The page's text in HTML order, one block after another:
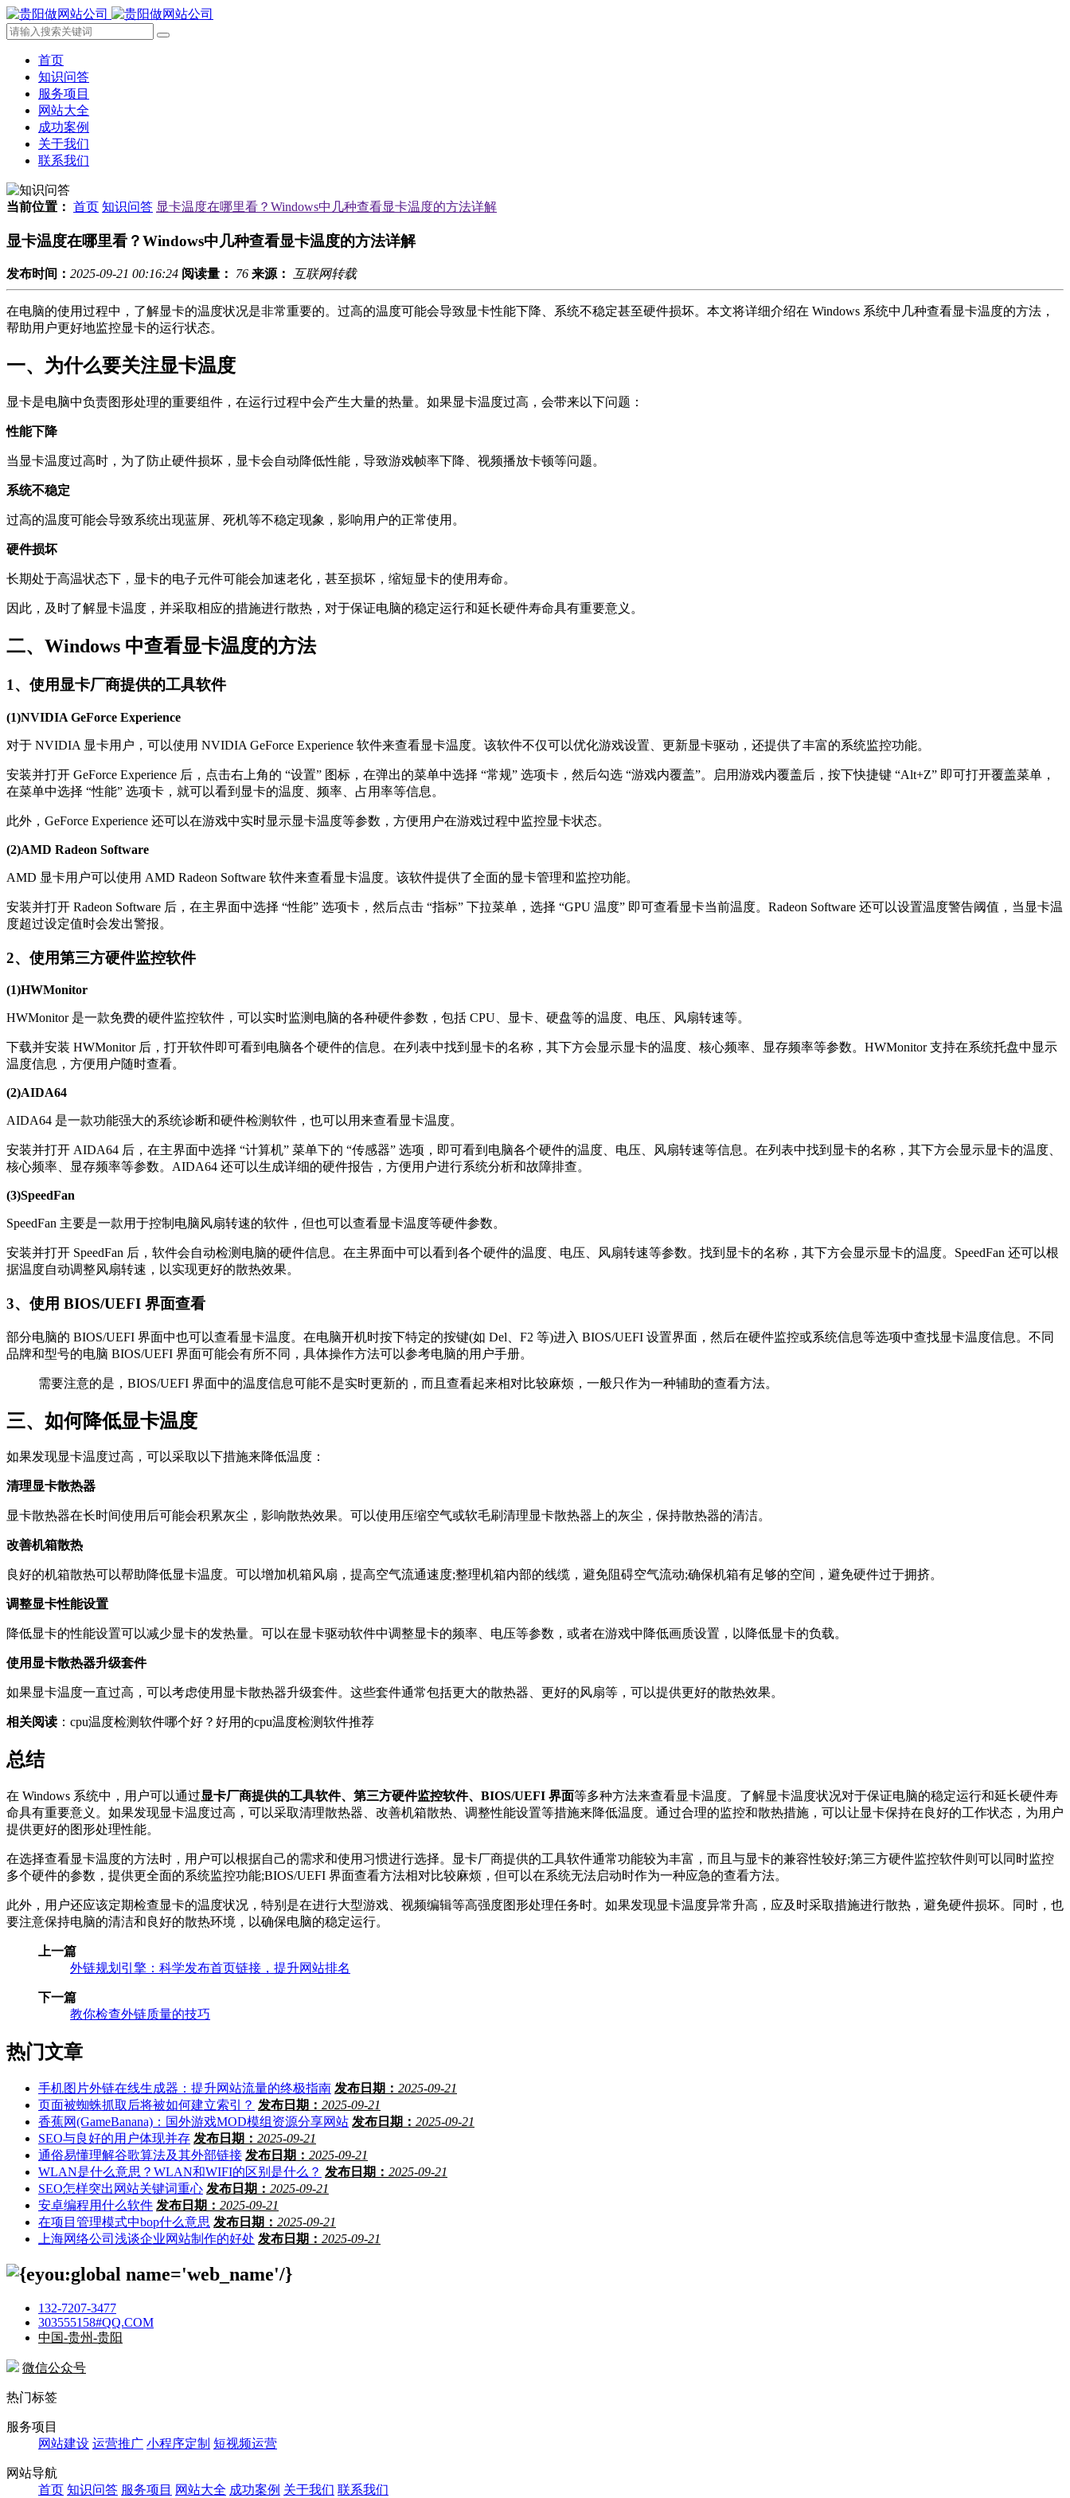
首页
知识问答
服务项目
网站大全
成功案例
关于我们
联系我们
当前位置： 首页 知识问答 显卡温度在哪里看？Windows中几种查看显卡温度的方法详解
显卡温度在哪里看？Windows中几种查看显卡温度的方法详解
发布时间： 2025-09-21 00:16:24 阅读量： 76 来源： 互联网转载
在电脑的使用过程中，了解显卡的温度状况是非常重要的。过高的温度可能会导致显卡性能下降、系统不稳定甚至硬件损坏。本文将详细介绍在 Windows 系统中几种查看显卡温度的方法，
帮助用户更好地监控显卡的运行状态。
一、为什么要关注显卡温度
显卡是电脑中负责图形处理的重要组件，在运行过程中会产生大量的热量。如果显卡温度过高，会带来以下问题：
性能下降
当显卡温度过高时，为了防止硬件损坏，显卡会自动降低性能，导致游戏帧率下降、视频播放卡顿等问题。
系统不稳定
过高的温度可能会导致系统出现蓝屏、死机等不稳定现象，影响用户的正常使用。
硬件损坏
长期处于高温状态下，显卡的电子元件可能会加速老化，甚至损坏，缩短显卡的使用寿命。
因此，及时了解显卡温度，并采取相应的措施进行散热，对于保证电脑的稳定运行和延长硬件寿命具有重要意义。
二、Windows 中查看显卡温度的方法
1、使用显卡厂商提供的工具软件
(1)NVIDIA GeForce Experience
对于 NVIDIA 显卡用户，可以使用 NVIDIA GeForce Experience 软件来查看显卡温度。该软件不仅可以优化游戏设置、更新显卡驱动，还提供了丰富的系统监控功能。
安装并打开 GeForce Experience 后，点击右上角的 “设置” 图标，在弹出的菜单中选择 “常规” 选项卡，然后勾选 “游戏内覆盖”。启用游戏内覆盖后，按下快捷键 “Alt+Z” 即可打开覆盖菜单，
在菜单中选择 “性能” 选项卡，就可以看到显卡的温度、频率、占用率等信息。
此外，GeForce Experience 还可以在游戏中实时显示显卡温度等参数，方便用户在游戏过程中监控显卡状态。
(2)AMD Radeon Software
AMD 显卡用户可以使用 AMD Radeon Software 软件来查看显卡温度。该软件提供了全面的显卡管理和监控功能。
安装并打开 Radeon Software 后，在主界面中选择 “性能” 选项卡，然后点击 “指标” 下拉菜单，选择 “GPU 温度” 即可查看显卡当前温度。Radeon Software 还可以设置温度警告阈值，当显卡温
度超过设定值时会发出警报。
2、使用第三方硬件监控软件
(1)HWMonitor
HWMonitor 是一款免费的硬件监控软件，可以实时监测电脑的各种硬件参数，包括 CPU、显卡、硬盘等的温度、电压、风扇转速等。
下载并安装 HWMonitor 后，打开软件即可看到电脑各个硬件的信息。在列表中找到显卡的名称，其下方会显示显卡的温度、核心频率、显存频率等参数。HWMonitor 支持在系统托盘中显示
温度信息，方便用户随时查看。
(2)AIDA64
AIDA64 是一款功能强大的系统诊断和硬件检测软件，也可以用来查看显卡温度。
安装并打开 AIDA64 后，在主界面中选择 “计算机” 菜单下的 “传感器” 选项，即可看到电脑各个硬件的温度、电压、风扇转速等信息。在列表中找到显卡的名称，其下方会显示显卡的温度、
核心频率、显存频率等参数。AIDA64 还可以生成详细的硬件报告，方便用户进行系统分析和故障排查。
(3)SpeedFan
SpeedFan 主要是一款用于控制电脑风扇转速的软件，但也可以查看显卡温度等硬件参数。
安装并打开 SpeedFan 后，软件会自动检测电脑的硬件信息。在主界面中可以看到各个硬件的温度、电压、风扇转速等参数。找到显卡的名称，其下方会显示显卡的温度。SpeedFan 还可以根
据温度自动调整风扇转速，以实现更好的散热效果。
3、使用 BIOS/UEFI 界面查看
部分电脑的 BIOS/UEFI 界面中也可以查看显卡温度。在电脑开机时按下特定的按键(如 Del、F2 等)进入 BIOS/UEFI 设置界面，然后在硬件监控或系统信息等选项中查找显卡温度信息。不同
品牌和型号的电脑 BIOS/UEFI 界面可能会有所不同，具体操作方法可以参考电脑的用户手册。
需要注意的是，BIOS/UEFI 界面中的温度信息可能不是实时更新的，而且查看起来相对比较麻烦，一般只作为一种辅助的查看方法。
三、如何降低显卡温度
如果发现显卡温度过高，可以采取以下措施来降低温度：
清理显卡散热器
显卡散热器在长时间使用后可能会积累灰尘，影响散热效果。可以使用压缩空气或软毛刷清理显卡散热器上的灰尘，保持散热器的清洁。
改善机箱散热
良好的机箱散热可以帮助降低显卡温度。可以增加机箱风扇，提高空气流通速度;整理机箱内部的线缆，避免阻碍空气流动;确保机箱有足够的空间，避免硬件过于拥挤。
调整显卡性能设置
降低显卡的性能设置可以减少显卡的发热量。可以在显卡驱动软件中调整显卡的频率、电压等参数，或者在游戏中降低画质设置，以降低显卡的负载。
使用显卡散热器升级套件
如果显卡温度一直过高，可以考虑使用显卡散热器升级套件。这些套件通常包括更大的散热器、更好的风扇等，可以提供更好的散热效果。
相关阅读 ：cpu温度检测软件哪个好？好用的cpu温度检测软件推荐
总结
在 Windows 系统中，用户可以通过显卡厂商提供的工具软件、第三方硬件监控软件、BIOS/UEFI 界面等多种方法来查看显卡温度。了解显卡温度状况对于保证电脑的稳定运行和延长硬件寿
命具有重要意义。如果发现显卡温度过高，可以采取清理散热器、改善机箱散热、调整性能设置等措施来降低温度。通过合理的监控和散热措施，可以让显卡保持在良好的工作状态，为用户
提供更好的图形处理性能。
在选择查看显卡温度的方法时，用户可以根据自己的需求和使用习惯进行选择。显卡厂商提供的工具软件通常功能较为丰富，而且与显卡的兼容性较好;第三方硬件监控软件则可以同时监控
多个硬件的参数，提供更全面的系统监控功能;BIOS/UEFI 界面查看方法相对比较麻烦，但可以在系统无法启动时作为一种应急的查看方法。
此外，用户还应该定期检查显卡的温度状况，特别是在进行大型游戏、视频编辑等高强度图形处理任务时。如果发现显卡温度异常升高，应及时采取措施进行散热，避免硬件损坏。同时，也
要注意保持电脑的清洁和良好的散热环境，以确保电脑的稳定运行。
上一篇
外链规划引擎：科学发布首页链接，提升网站排名
下一篇
教你检查外链质量的技巧
热门文章
手机图片外链在线生成器：提升网站流量的终极指南 发布日期： 2025-09-21
页面被蜘蛛抓取后将被如何建立索引？ 发布日期： 2025-09-21
香蕉网(GameBanana)：国外游戏MOD模组资源分享网站 发布日期： 2025-09-21
SEO与良好的用户体现并存 发布日期： 2025-09-21
通俗易懂理解谷歌算法及其外部链接 发布日期： 2025-09-21
WLAN是什么意思？WLAN和WIFI的区别是什么？ 发布日期： 2025-09-21
SEO怎样突出网站关键词重心 发布日期： 2025-09-21
安卓编程用什么软件 发布日期： 2025-09-21
在项目管理模式中bop什么意思 发布日期： 2025-09-21
上海网络公司浅谈企业网站制作的好处 发布日期： 2025-09-21
132-7207-3477
303555158#QQ.COM
中国-贵州-贵阳
微信公众号
热门标签
服务项目
网站建设 运营推广 小程序定制 短视频运营
网站导航
首页 知识问答 服务项目 网站大全 成功案例 关于我们 联系我们